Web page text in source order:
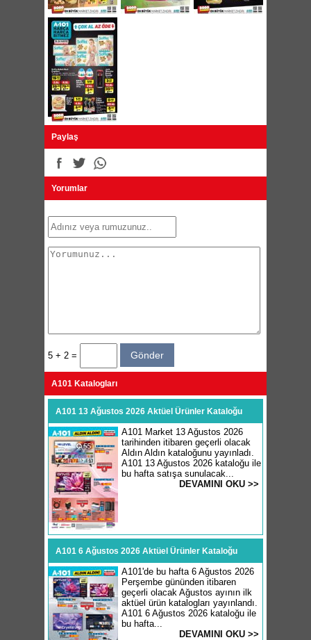
Hastavuk Dondurulmuş Piliç Bonfile 17,95 TL
Orkide Omega 3 Bitkisel Sıvı Yağ 4,5 Litre
29,95 TL
Mercan Antep Fıstıklı Sadrazam Sucuğu
Lokumu 300g 11,95 TL
Mercan Fındıklı Pestil 350g 7,95 TL
Bebeto Cola Mellow Marshmallow 38g 1 TL
Vitol Enerji İçeceği Çeşitleri 500ml 2,75 TL
Torku Bordo Şalgam Suyu Çeşitleri 1 Litre
3,45 TL
Banvit Dilimli Piliç Salam 500g 7,45 TL
Acitivia Probiyotik Yoğurt Çeşitleri 4x100g
7,45 TL
Çotonak Ballı Fıstık Ezmesi 200g 8,95 TL
Sam Dondurulmuş Künefe 135g 4,25 TL
Dr.Oetker Guseppe Dondurulmuş Karışık
Vione Köpük Sabun Çeşitleri 2 Litre 15,90 TL
Keops Aynalı Tarak 6,95 TL
6,95 TL
Paylaş
Yorumlar
5 + 2 =
A101 Katalogları
A101 13 Ağustos 2026 Aktüel Ürünler Kataloğu
A101 Market 13 Ağustos 2026
tarihinden itibaren geçerli olacak
Aldın Aldın kataloğunu yayınladı.
A101 13 Ağustos 2026 kataloğu ile
bu hafta satışa sunulacak...
DEVAMINI OKU >>
A101 6 Ağustos 2026 Aktüel Ürünler Kataloğu
A101'de bu hafta 6 Ağustos 2026
Perşembe gününden itibaren
geçerli olacak Ağustos ayının ilk
aktüel ürün katalogları yayınlandı.
A101 6 Ağustos 2026 kataloğu ile
bu hafta...
DEVAMINI OKU >>